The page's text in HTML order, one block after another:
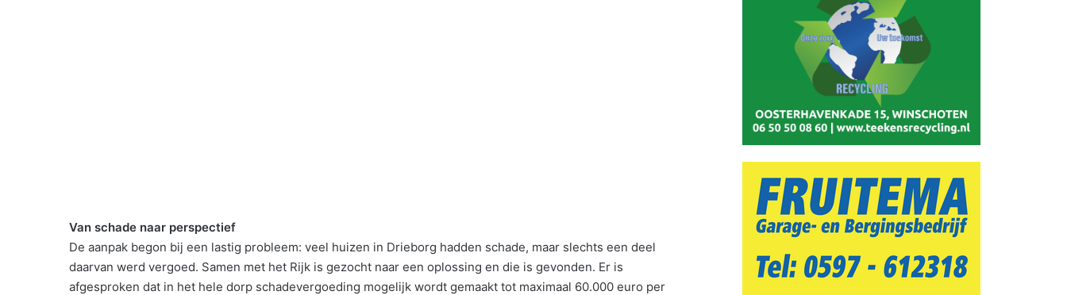
Van schade naar perspectief
De aanpak begon bij een lastig probleem: veel huizen in Drieborg hadden schade, maar slechts een deel
daarvan werd vergoed. Samen met het Rijk is gezocht naar een oplossing en die is gevonden. Er is
afgesproken dat in het hele dorp schadevergoeding mogelijk wordt gemaakt tot maximaal 60.000 euro per